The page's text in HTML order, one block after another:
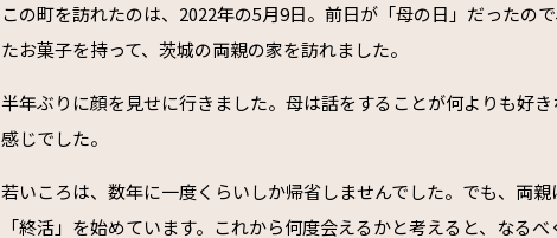
この町を訪れたのは、2022年の5月9日。前日が「母の日」だったの
たお菓子を持って、茨城の両親の家を訪れました。
半年ぶりに顔を見せに行きました。母は話をすることが何よりも好
感じでした。
若いころは、数年に一度くらいしか帰省しませんでした。でも、両
「終活」を始めています。これから何度会えるかと考えると、なる